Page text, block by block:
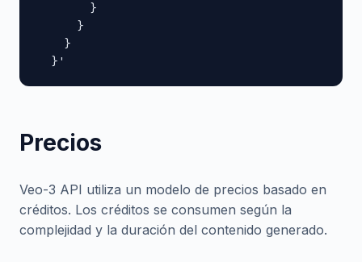
        }
      }
    }
  }'
Precios
Veo-3 API utiliza un modelo de precios basado en
créditos. Los créditos se consumen según la
complejidad y la duración del contenido generado.